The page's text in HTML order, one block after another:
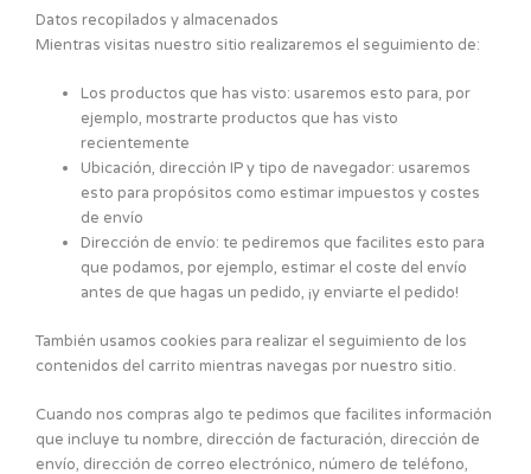
Datos recopilados y almacenados
Mientras visitas nuestro sitio realizaremos el seguimiento de:
Los productos que has visto: usaremos esto para, por
ejemplo, mostrarte productos que has visto
recientemente
Ubicación, dirección IP y tipo de navegador: usaremos
esto para propósitos como estimar impuestos y costes
de envío
Dirección de envío: te pediremos que facilites esto para
que podamos, por ejemplo, estimar el coste del envío
antes de que hagas un pedido, ¡y enviarte el pedido!
También usamos cookies para realizar el seguimiento de los
contenidos del carrito mientras navegas por nuestro sitio.
Cuando nos compras algo te pedimos que facilites información
que incluye tu nombre, dirección de facturación, dirección de
envío, dirección de correo electrónico, número de teléfono,